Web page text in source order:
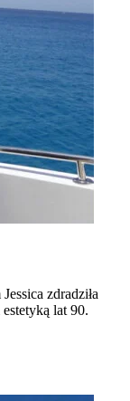
zdradziła
lat 90.